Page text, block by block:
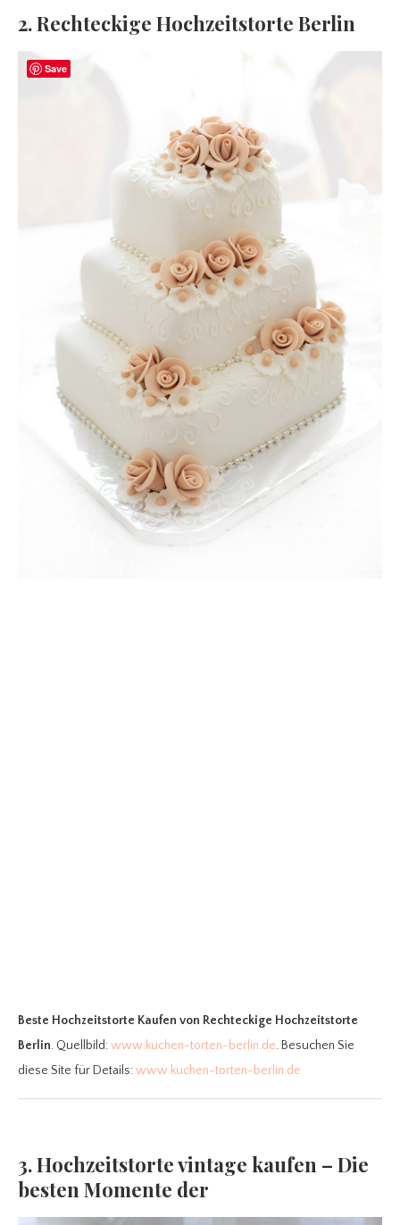
2. Rechteckige Hochzeitstorte Berlin
Beste Hochzeitstorte Kaufen von Rechteckige Hochzeitstorte
Berlin. Quellbild:www.kuchen-torten-berlin.de. Besuchen Sie
diese Site für Details:www.kuchen-torten-berlin.de
3. Hochzeitstorte vintage kaufen – Die
besten Momente der
Save